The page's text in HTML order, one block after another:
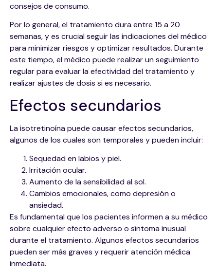
consejos de consumo.
Por lo general, el tratamiento dura entre 15 a 20
semanas, y es crucial seguir las indicaciones del médico
para minimizar riesgos y optimizar resultados. Durante
este tiempo, el médico puede realizar un seguimiento
regular para evaluar la efectividad del tratamiento y
realizar ajustes de dosis si es necesario.
Efectos secundarios
La isotretinoína puede causar efectos secundarios,
algunos de los cuales son temporales y pueden incluir:
Sequedad en labios y piel.
Irritación ocular.
Aumento de la sensibilidad al sol.
Cambios emocionales, como depresión o
ansiedad.
Es fundamental que los pacientes informen a su médico
sobre cualquier efecto adverso o síntoma inusual
durante el tratamiento. Algunos efectos secundarios
pueden ser más graves y requerir atención médica
inmediata.